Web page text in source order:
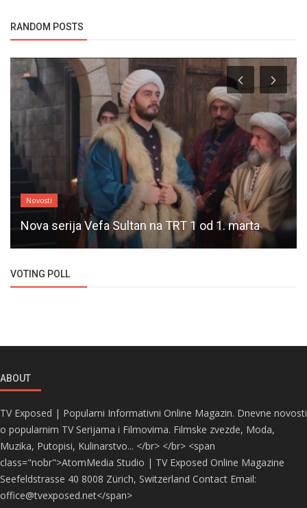
RANDOM POSTS
Novosti
Nova serija Vefa Sultan na TRT 1 od 1. marta
VOTING POLL
ABOUT
TV Exposed | Popularni Informativni Online Magazin. Dnevne novosti
o popularnim TV Serijama i Filmovima. Filmske zvezde, Moda,
Muzika, Putopisi, Kulinarstvo... </br> </br> <span
class="nobr">AtomMedia Studio | TV Exposed Online Magazine
Seefeldstrasse 40 8008 Zürich, Switzerland Contact Email:
office@tvexposed.net</span>